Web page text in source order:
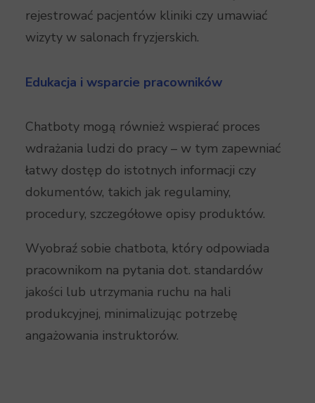
rejestrować pacjentów kliniki czy umawiać
wizyty w salonach fryzjerskich.
Edukacja i wsparcie pracowników
Chatboty mogą również wspierać proces
wdrażania ludzi do pracy – w tym zapewniać
łatwy dostęp do istotnych informacji czy
dokumentów, takich jak regulaminy,
procedury, szczegółowe opisy produktów.
Wyobraź sobie chatbota, który odpowiada
pracownikom na pytania dot. standardów
jakości lub utrzymania ruchu na hali
produkcyjnej, minimalizując potrzebę
angażowania instruktorów.